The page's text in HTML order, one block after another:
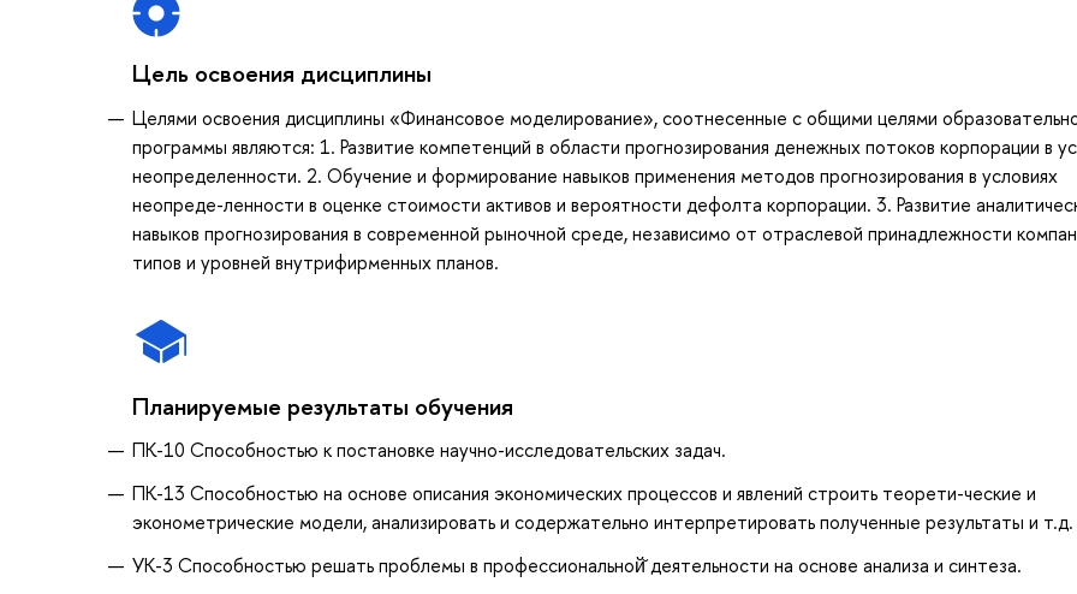
Цель освоения дисциплины
Целями освоения дисциплины «Финансовое моделирование», соотнесенные с общими целями
программы являются: 1. Развитие компетенций в области прогнозирования денежных потоков корпорации в
неопределенности. 2. Обучение и формирование навыков применения методов прогнозирования в условиях
неопреде-ленности в оценке стоимости активов и вероятности дефолта корпорации. 3. Развитие
навыков прогнозирования в современной рыночной среде, независимо от отраслевой принадлежности
типов и уровней внутрифирменных планов.
Планируемые результаты обучения
ПК-10 Способностью к постановке научно-исследовательских задач.
ПК-13 Способностью на основе описания экономических процессов и явлений строить теорети-ческие и
эконометрические модели, анализировать и содержательно интерпретировать полученные результаты и т.д.
УК-3 Способностью решать проблемы в профессиональной̆ деятельности на основе анализа и синтеза.